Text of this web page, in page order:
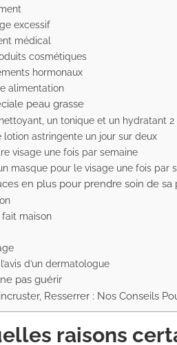
excessif
médical
cosmétiques
hormonaux
alimentation
peau grasse
un tonique et un hydratant 2
lotion astringente un jour sur deux
visage une fois par semaine
masque pour le visage une fois par
en plus pour prendre soin de sa
maison
d’un dermatologue
pas guérir
Resserrer : Nos Conseils
raisons